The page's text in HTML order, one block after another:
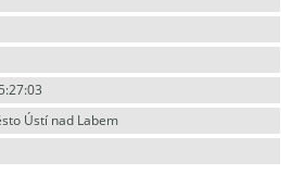
Ústí nad Labem